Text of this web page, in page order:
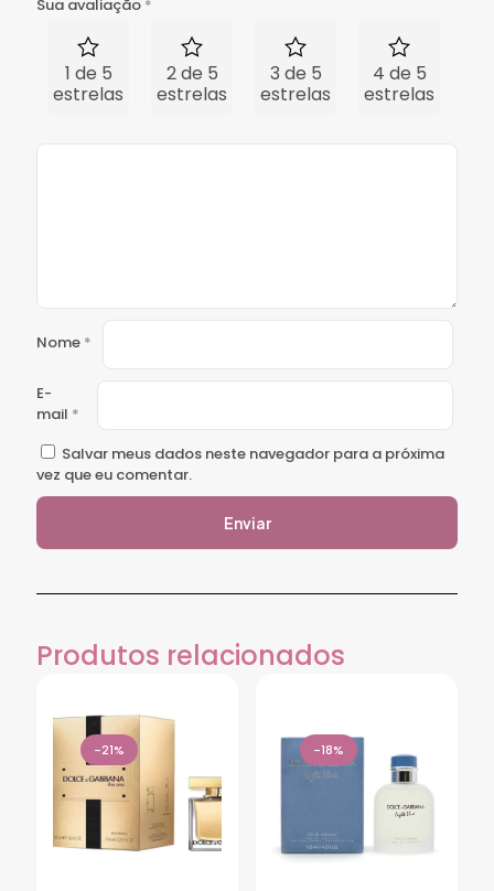
Sua avaliação *
1 de 5
estrelas
2 de 5
estrelas
3 de 5
estrelas
4 de 5
estrelas
Nome *
E-
mail *
Salvar meus dados neste navegador para a próxima
vez que eu comentar.
Produtos relacionados
-21% -18%